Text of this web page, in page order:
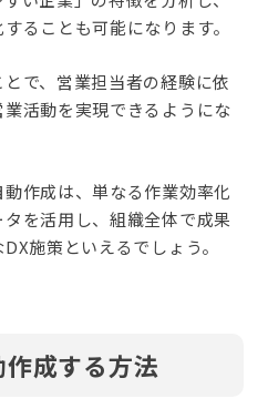
ることも可能になります。
で、営業担当者の経験に依
活動を実現できるようにな
作成は、単なる作業効率化
を活用し、組織全体で成果
施策といえるでしょう。
成する方法